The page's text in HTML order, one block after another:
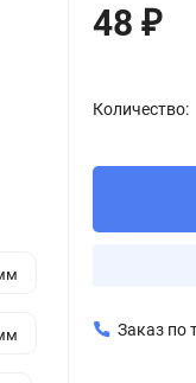
48₽
Количество:
Заказ по